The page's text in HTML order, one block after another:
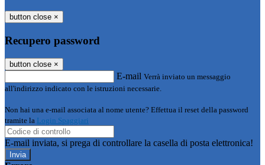
button close ×
Recupero password
button close ×
E-mail Verrà inviato un messaggio
all'indirizzo indicato con le istruzioni necessarie.
Non hai una e-mail associata al nome utente? Effettua il reset della password
tramite la Login Spaggiari
E-mail inviata, si prega di controllare la casella di posta elettronica!